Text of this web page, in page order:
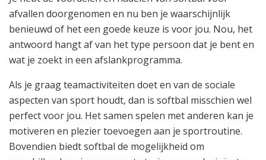
afvallen doorgenomen en nu ben je waarschijnlijk
benieuwd of het een goede keuze is voor jou. Nou, het
antwoord hangt af van het type persoon dat je bent en
wat je zoekt in een afslankprogramma.
Als je graag teamactiviteiten doet en van de sociale
aspecten van sport houdt, dan is softbal misschien wel
perfect voor jou. Het samen spelen met anderen kan je
motiveren en plezier toevoegen aan je sportroutine.
Bovendien biedt softbal de mogelijkheid om